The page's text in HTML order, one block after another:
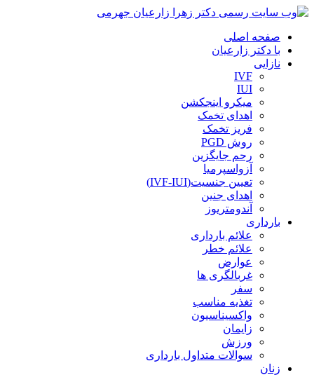
صفحه اصلی
با دکتر زارعیان
نازایی
IVF
IUI
میکرو اینجکشن
اهدای تخمک
فریز تخمک
روش PGD
رحم جایگزین
آزواسپرمیا
تعیین جنسیت(IVF-IUI)
اهدای جنین
آندومتریوز
بارداری
علائم بارداری
علائم خطر
عوارض
غربالگری ها
سفر
تغذیه مناسب
واکسیناسیون
زایمان
ورزش
سوالات متداول بارداری
زنان